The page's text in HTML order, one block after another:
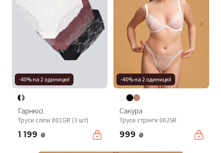
-40% на 2 одиницю!
Гарнюсі
Труси сліпи 001GR (3 шт)
1 199 ₴
-40% на 2 одиницю!
Сакура
Труси стрінги 002SR
999 ₴